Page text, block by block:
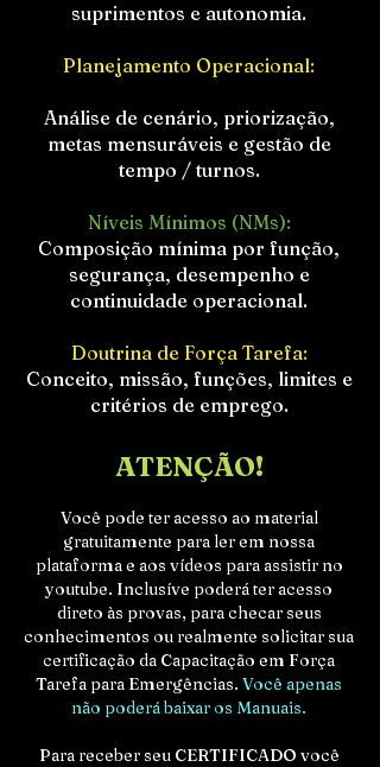
suprimentos e autonomia.
Planejamento Operacional:
Análise de cenário, priorização,
metas mensuráveis e gestão de
tempo / turnos.
Níveis Mínimos (NMs):
Composição mínima por função,
segurança, desempenho e
continuidade operacional.
Doutrina de Força Tarefa:
Conceito, missão, funções, limites e
critérios de emprego.
ATENÇÃO!
Você pode ter acesso ao material
gratuitamente para ler em nossa
plataforma e aos vídeos para assistir no
youtube. Inclusíve poderá ter acesso
direto às provas, para checar seus
conhecimentos ou realmente solicitar sua
certificação da Capacitação em Força
Tarefa para Emergências. Você apenas
não poderá baixar os Manuais.
Para receber seu CERTIFICADO você